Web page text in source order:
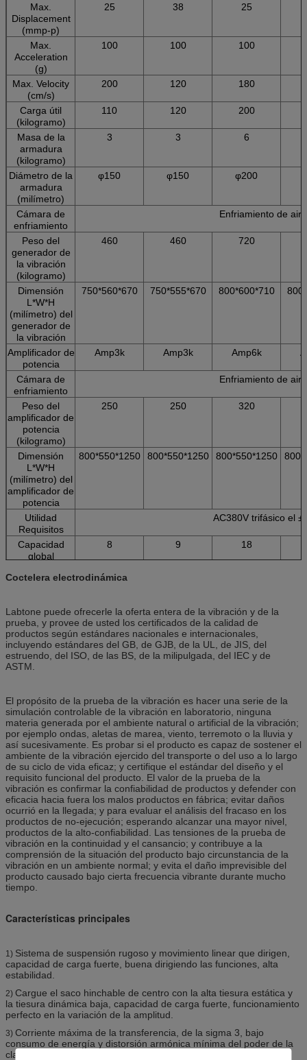
Max.
Displacement
(mmp-p)
25 38 25
Max.
Acceleration
(g)
100 100 100
Max. Velocity
(cm/s)
200 120 180
Carga útil
(kilogramo)
110 120 200
Masa de la
armadura
(kilogramo)
3 3 6
Diámetro de la
armadura
(milímetro)
φ150 φ150 φ200
Cámara de
enfriamiento
Enfriamiento de
Peso del
generador de
la vibración
(kilogramo)
460 460 720
Dimensión
L*W*H
(milímetro) del
generador de
la vibración
750*560*670 750*555*670 800*600*710
Amplificador de
potencia
Amp3k Amp3k Amp6k
Cámara de
enfriamiento
Enfriamiento de
Peso del
amplificador de
potencia
(kilogramo)
250 250 320
Dimensión
L*W*H
(milímetro) del
amplificador de
potencia
800*550*1250 800*550*1250 800*550*1250
Utilidad
Requisitos
AC380V trifásico el
Capacidad
global
8 9 18
Coctelera electrodinámica
Labtone puede ofrecerle la oferta entera de la vibración y de la
prueba, y provee de usted los certificados de la calidad de
productos según estándares nacionales e internacionales,
incluyendo estándares del GB, de GJB, de la UL, de JIS, del
estruendo, del ISO, de las BS, de la milipulgada, del IEC y de
ASTM.
El propósito de la prueba de la vibración es hacer una serie de la
simulación controlable de la vibración en laboratorio, ninguna
materia generada por el ambiente natural o artificial de la vibración;
por ejemplo ondas, aletas de marea, viento, terremoto o la lluvia y
así sucesivamente. Es probar si el producto es capaz de sostener el
ambiente de la vibración ejercido del transporte o del uso a lo largo
de su ciclo de vida eficaz; y certifique el estándar del diseño y el
requisito funcional del producto. El valor de la prueba de la
vibración es confirmar la confiabilidad de productos y defender con
eficacia hacia fuera los malos productos en fábrica; evitar daños
ocurrió en la llegada; y para evaluar el análisis del fracaso en los
productos de no-ejecución; esperando alcanzar una mayor nivel,
productos de la alto-confiabilidad. Las tensiones de la prueba de
vibración en la continuidad y el cansancio; y contribuye a la
comprensión de la situación del producto bajo circunstancia de la
vibración en un ambiente normal; y evita el daño imprevisible del
producto causado bajo cierta frecuencia vibrante durante mucho
tiempo.
Características principales
1) Sistema de suspensión rugoso y movimiento linear que dirigen,
capacidad de carga fuerte, buena dirigiendo las funciones, alta
estabilidad.
2) Cargue el saco hinchable de centro con la alta tiesura estática y
la tiesura dinámica baja, capacidad de carga fuerte, funcionamiento
perfecto en la variación de la amplitud.
3) Corriente máxima de la transferencia, de la sigma 3, bajo
consumo de energía y distorsión armónica mínima del poder de la
clase de la eficacia alta D.